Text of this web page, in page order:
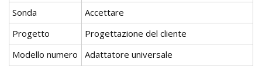
Sonda
Accettare
Progetto
Progettazione del cliente
Modello numero
Adattatore universale